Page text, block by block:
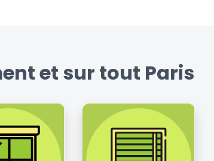
et sur tout Paris